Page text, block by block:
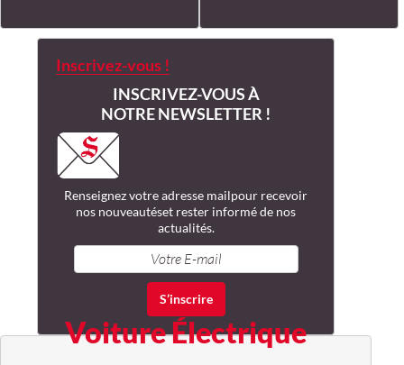
Inscrivez-vous !
INSCRIVEZ-VOUS À
NOTRE NEWSLETTER !
Renseignez votre adresse mailpour recevoir
nos nouveautéset rester informé de nos
actualités.
Voiture Électrique